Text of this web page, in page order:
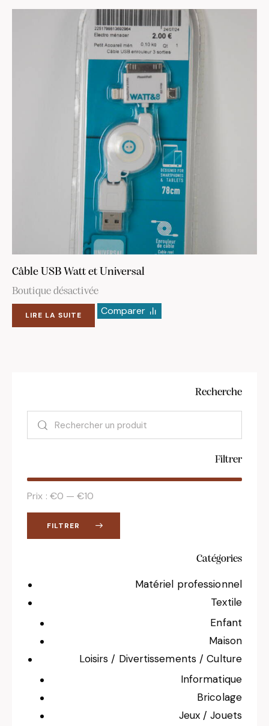
Câble USB Watt et Universal
Boutique désactivée
LIRE LA SUITE Comparer
Recherche
Filtrer
FILTRER
Prix : €0 —€10
Catégories
Matériel professionnel
Textile
Enfant
Maison
Loisirs / Divertissements / Culture
Informatique
Bricolage
Jeux / Jouets